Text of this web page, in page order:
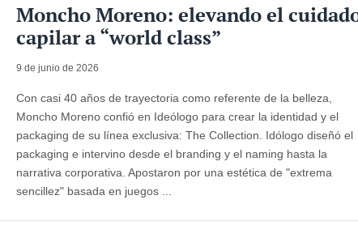
Moncho Moreno: elevando el
capilar a “world class”
9 de junio de 2026
Con casi 40 años de trayectoria como referente de la belleza,
Moncho Moreno confió en Ideólogo para crear la identidad y el
packaging de su línea exclusiva: The Collection. Idólogo diseñó el
packaging e intervino desde el branding y el naming hasta la
narrativa corporativa. Apostaron por una estética de "extrema
sencillez" basada en juegos ...